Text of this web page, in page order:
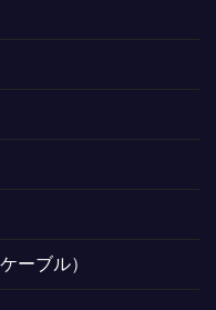
ーブル）